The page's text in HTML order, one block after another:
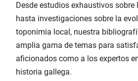
Desde estudios exhaustivos
hasta investigaciones sobre la
toponimia local, nuestra
amplia gama de temas para
aficionados como a los expertos
historia gallega.